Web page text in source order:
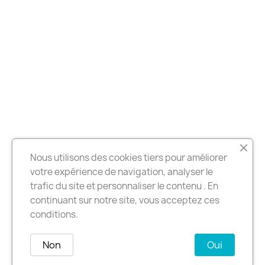
Nous utilisons des cookies tiers pour améliorer
votre expérience de navigation, analyser le
trafic du site et personnaliser le contenu . En
continuant sur notre site, vous acceptez ces
conditions.
Oui
Non